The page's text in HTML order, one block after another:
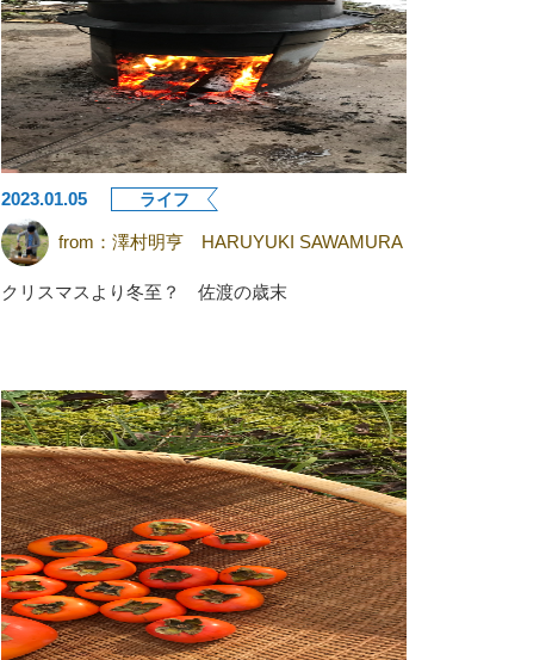
2023.01.05 ライフ
from： 澤村明亨 HARUYUKI SAWAMURA
クリスマスより冬至？ 佐渡の歳末